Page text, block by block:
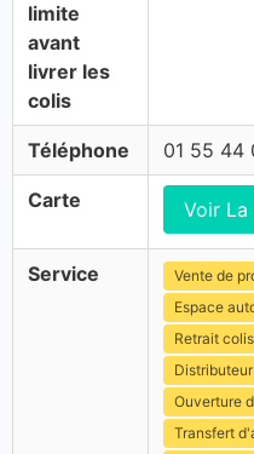
limite
avant
livrer les
colis
Téléphone 01 55 44
Carte Voir
Service
Vente de
Espace
Retrait colis
Ouverture
Transfert